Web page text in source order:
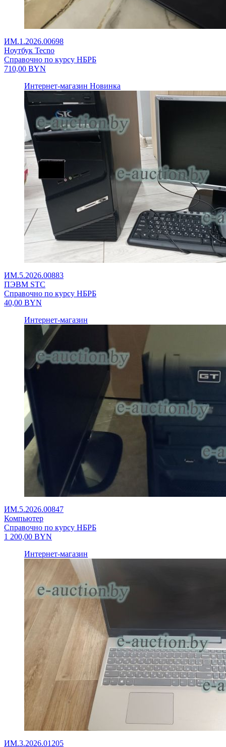
ИМ.1.2026.00698
Ноутбук Tecno
Справочно по курсу НБРБ
710,00 BYN
Интернет-магазин Новинка
ИМ.5.2026.00883
ПЭВМ STC
Справочно по курсу НБРБ
40,00 BYN
Интернет-магазин
ИМ.5.2026.00847
Компьютер
Справочно по курсу НБРБ
1 200,00 BYN
Интернет-магазин
ИМ.3.2026.01205